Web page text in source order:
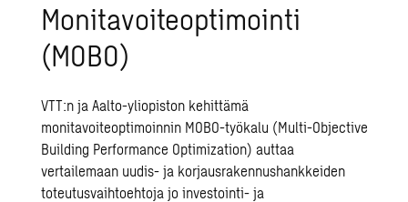
Monitavoiteoptimointi
(MOBO)
VTT:n ja Aalto-yliopiston kehittämä
monitavoiteoptimoinnin MOBO-työkalu (Multi-Objective
Building Performance Optimization) auttaa
vertailemaan uudis- ja korjausrakennushankkeiden
toteutusvaihtoehtoja jo investointi- ja